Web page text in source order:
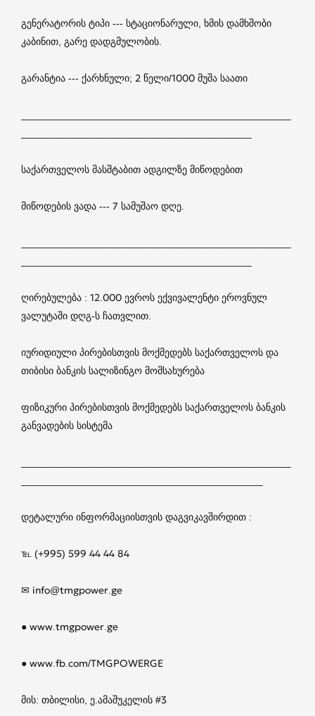
გენერატორის ტიპი --- სტაციონარული, ხმის დამხშობი
კაბინით, გარე დადგმულობის.
გარანტია --- ქარხნული; 2 წელი/1000 მუშა საათი
საქართველოს მასშტაბით ადგილზე მიწოდებით
მიწოდების ვადა --- 7 სამუშაო დღე.
ღირებულება : 12.000 ევროს ექვივალენტი ეროვნულ
ვალუტაში დღგ-ს ჩათვლით.
იურიდიული პირებისთვის მოქმედებს საქართველოს და
თიბისი ბანკის სალიზინგო მომსახურება
ფიზიკური პირებისთვის მოქმედებს საქართველოს ბანკის
განვადების სისტემა
დეტალური ინფორმაციისთვის დაგვიკავშირდით :
℡ (+995) 599 44 44 84
✉ info@tmgpower.ge
● www.tmgpower.ge
● www.fb.com/TMGPOWERGE
მის: თბილისი, ე.ამაშუკელის #3